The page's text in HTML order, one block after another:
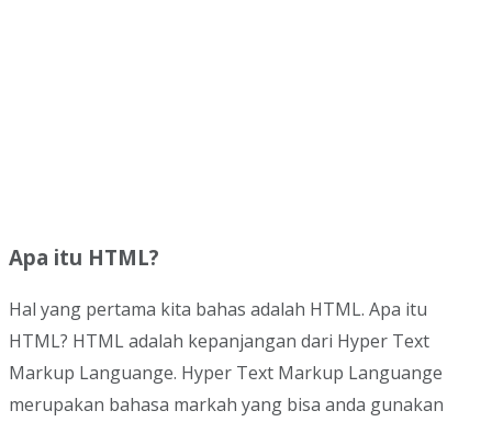
Apa itu HTML?
Hal yang pertama kita bahas adalah HTML. Apa itu
HTML? HTML adalah kepanjangan dari Hyper Text
Markup Languange. Hyper Text Markup Languange
merupakan bahasa markah yang bisa anda gunakan